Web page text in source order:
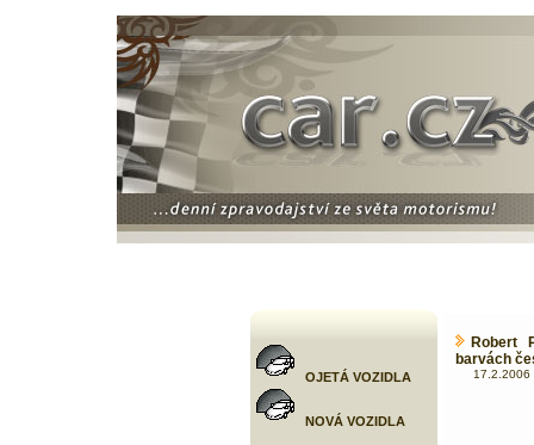
OJETÁ VOZIDLA
NOVÁ VOZIDLA
Robert
barvách
17.2.2006